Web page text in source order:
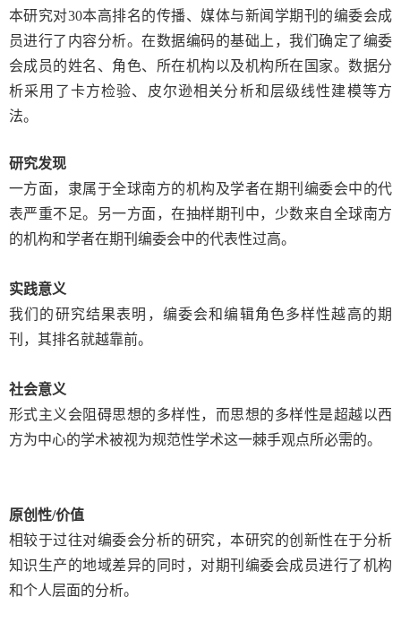
本研究对30本高排名的传播、媒体与新闻学期刊的编委会成
员进行了内容分析。在数据编码的基础上，我们确定了编委
会成员的姓名、角色、所在机构以及机构所在国家。数据分
析采用了卡方检验、皮尔逊相关分析和层级线性建模等方
法。
研究发现
一方面，隶属于全球南方的机构及学者在期刊编委会中的代
表严重不足。另一方面，在抽样期刊中，少数来自全球南方
的机构和学者在期刊编委会中的代表性过高。
实践意义
我们的研究结果表明，编委会和编辑角色多样性越高的期
刊，其排名就越靠前。
社会意义
形式主义会阻碍思想的多样性，而思想的多样性是超越以西
方为中心的学术被视为规范性学术这一棘手观点所必需的。
原创性/价值
相较于过往对编委会分析的研究，本研究的创新性在于分析
知识生产的地域差异的同时，对期刊编委会成员进行了机构
和个人层面的分析。